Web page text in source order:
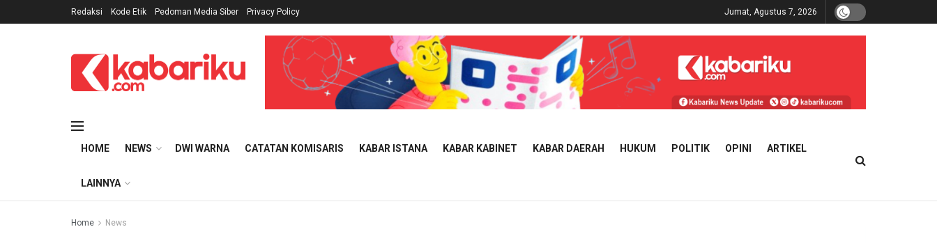
Redaksi Kode Etik Pedoman Media Siber Privacy Policy Jumat, Agustus 7, 2026
HOME NEWS DWI WARNA CATATAN KOMISARIS KABAR ISTANA KABAR KABINET KABAR DAERAH HUKUM POLITIK OPINI ARTIKEL
LAINNYA
Home News